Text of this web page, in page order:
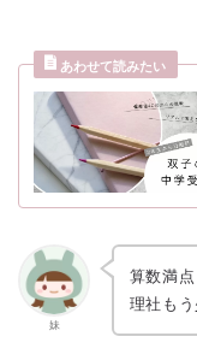
妹
算数満点
理社も